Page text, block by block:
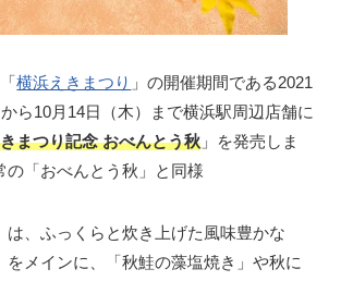
横浜えきまつり 」の開催期間である2021
ら10月14日（木）まで横浜駅周辺店舗に
まつり記念 おべんとう秋 」を発売しま
「おべんとう秋」と同様
は、ふっくらと炊き上げた風味豊かな
をメインに、「秋鮭の藻塩焼き」や秋に